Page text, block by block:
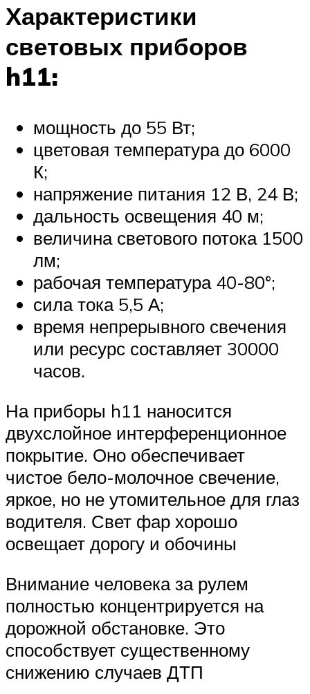
Характеристики
световых приборов
h11:
мощность до 55 Вт;
цветовая температура до 6000
К;
напряжение питания 12 В, 24 В;
дальность освещения 40 м;
величина светового потока 1500
лм;
рабочая температура 40-80°;
сила тока 5,5 А;
время непрерывного свечения
или ресурс составляет 30000
часов.
На приборы h11 наносится
двухслойное интерференционное
покрытие. Оно обеспечивает
чистое бело-молочное свечение,
яркое, но не утомительное для глаз
водителя. Свет фар хорошо
освещает дорогу и обочины
Внимание человека за рулем
полностью концентрируется на
дорожной обстановке. Это
способствует существенному
снижению случаев ДТП